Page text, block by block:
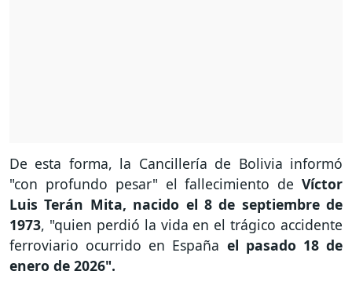
De esta forma, la Cancillería de Bolivia informó
"con profundo pesar" el fallecimiento de Víctor
Luis Terán Mita, nacido el 8 de septiembre de
1973, "quien perdió la vida en el trágico accidente
ferroviario ocurrido en España el pasado 18 de
enero de 2026".